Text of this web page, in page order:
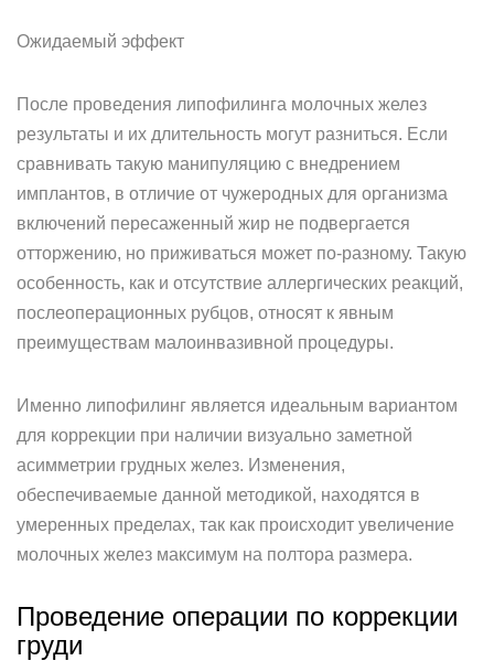
Ожидаемый эффект
После проведения липофилинга молочных желез
результаты и их длительность могут разниться. Если
сравнивать такую манипуляцию с внедрением
имплантов, в отличие от чужеродных для организма
включений пересаженный жир не подвергается
отторжению, но приживаться может по-разному. Такую
особенность, как и отсутствие аллергических реакций,
послеоперационных рубцов, относят к явным
преимуществам малоинвазивной процедуры.
Именно липофилинг является идеальным вариантом
для коррекции при наличии визуально заметной
асимметрии грудных желез. Изменения,
обеспечиваемые данной методикой, находятся в
умеренных пределах, так как происходит увеличение
молочных желез максимум на полтора размера.
Проведение операции по коррекции
груди